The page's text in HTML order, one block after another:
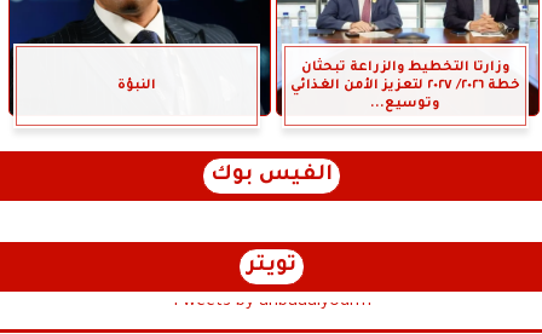
وزارتا التخطيط والزراعة تبحثان
خطة ٢٠٢٦/ ٢٠٢٧ لتعزيز الأمن الغذائي
وتوسيع...
النبؤة
الفيس بوك
تويتر
Tweets by anbaaalyoum1